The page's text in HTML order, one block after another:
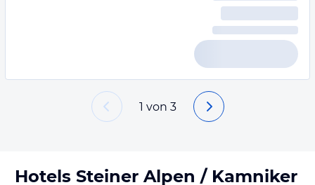
1 von 3
Hotels Steiner Alpen / Kamniker